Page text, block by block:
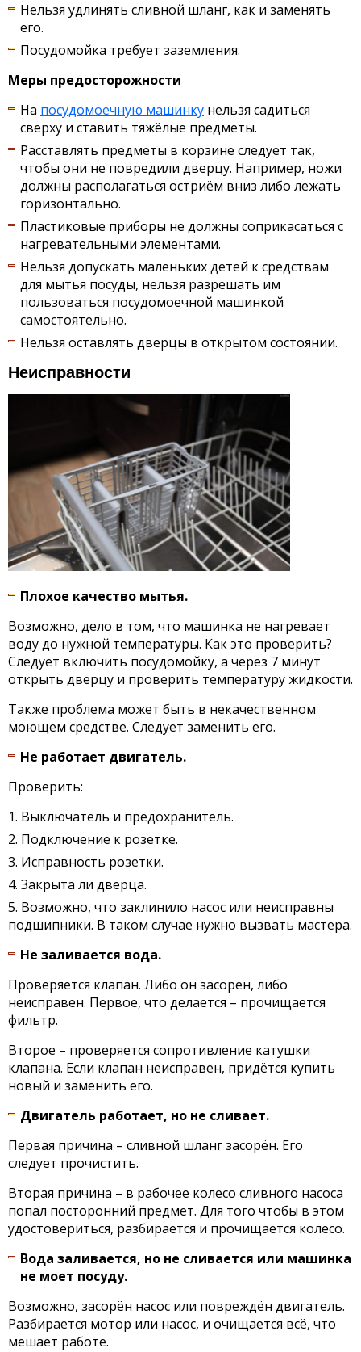
Нельзя удлинять сливной шланг, как и заменять
его.
Посудомойка требует заземления.
Меры предосторожности
На посудомоечную машинку нельзя садиться
сверху и ставить тяжёлые предметы.
Расставлять предметы в корзине следует так,
чтобы они не повредили дверцу. Например, ножи
должны располагаться остриём вниз либо лежать
горизонтально.
Пластиковые приборы не должны соприкасаться с
нагревательными элементами.
Нельзя допускать маленьких детей к средствам
для мытья посуды, нельзя разрешать им
пользоваться посудомоечной машинкой
самостоятельно.
Нельзя оставлять дверцы в открытом состоянии.
Неисправности
Плохое качество мытья.
Возможно, дело в том, что машинка не нагревает
воду до нужной температуры. Как это проверить?
Следует включить посудомойку, а через 7 минут
открыть дверцу и проверить температуру жидкости.
Также проблема может быть в некачественном
моющем средстве. Следует заменить его.
Не работает двигатель.
Проверить:
Выключатель и предохранитель.
Подключение к розетке.
Исправность розетки.
Закрыта ли дверца.
Возможно, что заклинило насос или неисправны
подшипники. В таком случае нужно вызвать мастера.
Не заливается вода.
Проверяется клапан. Либо он засорен, либо
неисправен. Первое, что делается – прочищается
фильтр.
Второе – проверяется сопротивление катушки
клапана. Если клапан неисправен, придётся купить
новый и заменить его.
Двигатель работает, но не сливает.
Первая причина – сливной шланг засорён. Его
следует прочистить.
Вторая причина – в рабочее колесо сливного насоса
попал посторонний предмет. Для того чтобы в этом
удостовериться, разбирается и прочищается колесо.
Вода заливается, но не сливается или машинка
не моет посуду.
Возможно, засорён насос или повреждён двигатель.
Разбирается мотор или насос, и очищается всё, что
мешает работе.